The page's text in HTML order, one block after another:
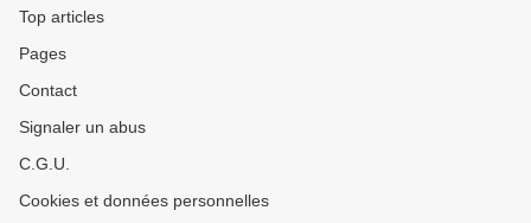
Top articles
Pages
Contact
Signaler un abus
C.G.U.
Cookies et données personnelles